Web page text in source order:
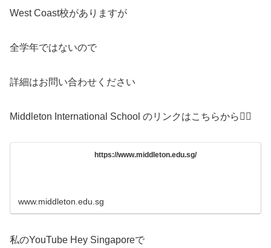
West Coast校がありますが
全学年ではないので
詳細はお問い合わせください
Middleton International School のリンクはこちらから💁‍♀️
https://www.middleton.edu.sg/
www.middleton.edu.sg
私のYouTube Hey Singaporeで